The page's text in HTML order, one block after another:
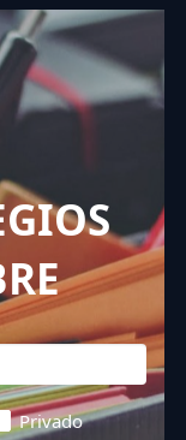
Privado